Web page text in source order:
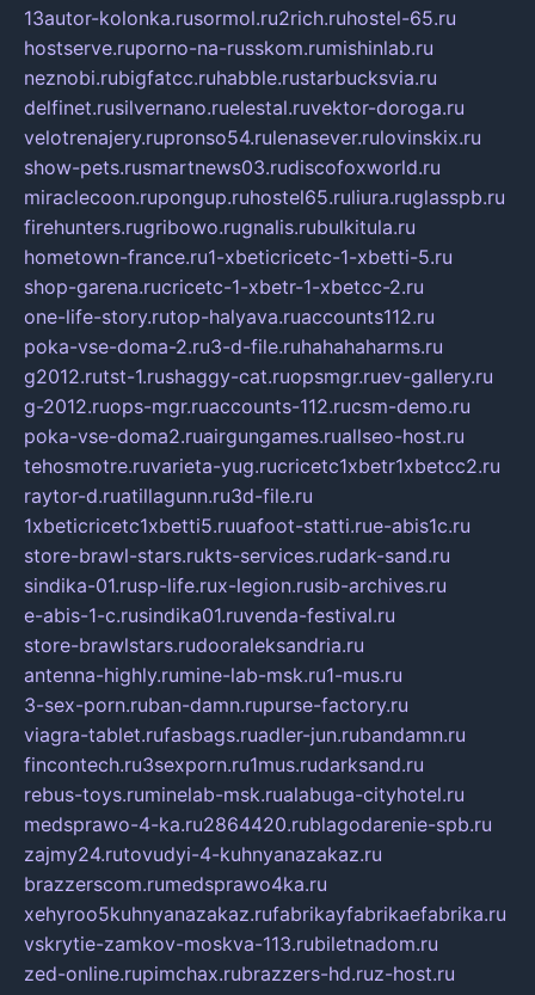
13autor-kolonka.rusormol.ru2rich.ruhostel-65.ru
hostserve.ruporno-na-russkom.rumishinlab.ru
neznobi.rubigfatcc.ruhabble.rustarbucksvia.ru
delfinet.rusilvernano.ruelestal.ruvektor-doroga.ru
velotrenajery.rupronso54.rulenasever.rulovinskix.ru
show-pets.rusmartnews03.rudiscofoxworld.ru
miraclecoon.rupongup.ruhostel65.ruliura.ruglasspb.ru
firehunters.rugribowo.rugnalis.rubulkitula.ru
hometown-france.ru1-xbeticricetc-1-xbetti-5.ru
shop-garena.rucricetc-1-xbetr-1-xbetcc-2.ru
one-life-story.rutop-halyava.ruaccounts112.ru
poka-vse-doma-2.ru3-d-file.ruhahahaharms.ru
g2012.rutst-1.rushaggy-cat.ruopsmgr.ruev-gallery.ru
g-2012.ruops-mgr.ruaccounts-112.rucsm-demo.ru
poka-vse-doma2.ruairgungames.ruallseo-host.ru
tehosmotre.ruvarieta-yug.rucricetc1xbetr1xbetcc2.ru
raytor-d.ruatillagunn.ru3d-file.ru
1xbeticricetc1xbetti5.ruuafoot-statti.rue-abis1c.ru
store-brawl-stars.rukts-services.rudark-sand.ru
sindika-01.rusp-life.rux-legion.rusib-archives.ru
e-abis-1-c.rusindika01.ruvenda-festival.ru
store-brawlstars.rudooraleksandria.ru
antenna-highly.rumine-lab-msk.ru1-mus.ru
3-sex-porn.ruban-damn.rupurse-factory.ru
viagra-tablet.rufasbags.ruadler-jun.rubandamn.ru
fincontech.ru3sexporn.ru1mus.rudarksand.ru
rebus-toys.ruminelab-msk.rualabuga-cityhotel.ru
medsprawo-4-ka.ru2864420.rublagodarenie-spb.ru
zajmy24.rutovudyi-4-kuhnyanazakaz.ru
brazzerscom.rumedsprawo4ka.ru
xehyroo5kuhnyanazakaz.rufabrikayfabrikaefabrika.ru
vskrytie-zamkov-moskva-113.rubiletnadom.ru
zed-online.rupimchax.rubrazzers-hd.ruz-host.ru